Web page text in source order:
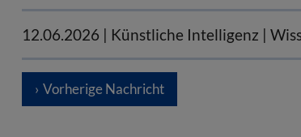
12.06.2026 | Künstliche Intelligenz |
Vorherige Nachricht